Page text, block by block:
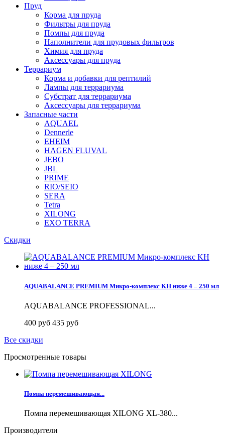
Пруд
Корма для пруда
Фильтры для пруда
Помпы для пруда
Наполнители для прудовых фильтров
Химия для пруда
Аксессуары для пруда
Террариум
Корма и добавки для рептилий
Лампы для террариума
Субстрат для террариума
Аксессуары для террариума
Запасные части
AQUAEL
Dennerle
EHEIM
HAGEN FLUVAL
JEBO
JBL
PRIME
RIO/SEIO
SERA
Tetra
XILONG
EXO TERRA
Скидки
AQUABALANCE PREMIUM Микро-комплекс KH ниже 4 – 250 мл
AQUABALANCE PROFESSIONAL...
400 руб 435 руб
Все скидки
Просмотренные товары
Помпа перемешивающая...
Помпа перемешивающая XILONG XL-380...
Производители